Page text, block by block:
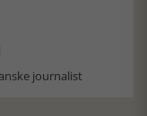
journalist